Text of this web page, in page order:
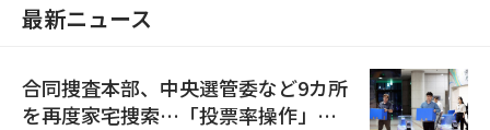
最新ニュース
合同捜査本部、中央選管委など9カ所
を再度家宅捜索…「投票率操作」の